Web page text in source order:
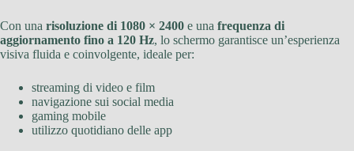
Con una risoluzione di 1080 × 2400 e una frequenza di
aggiornamento fino a 120 Hz, lo schermo garantisce un’esperienza
visiva fluida e coinvolgente, ideale per:
streaming di video e film
navigazione sui social media
gaming mobile
utilizzo quotidiano delle app